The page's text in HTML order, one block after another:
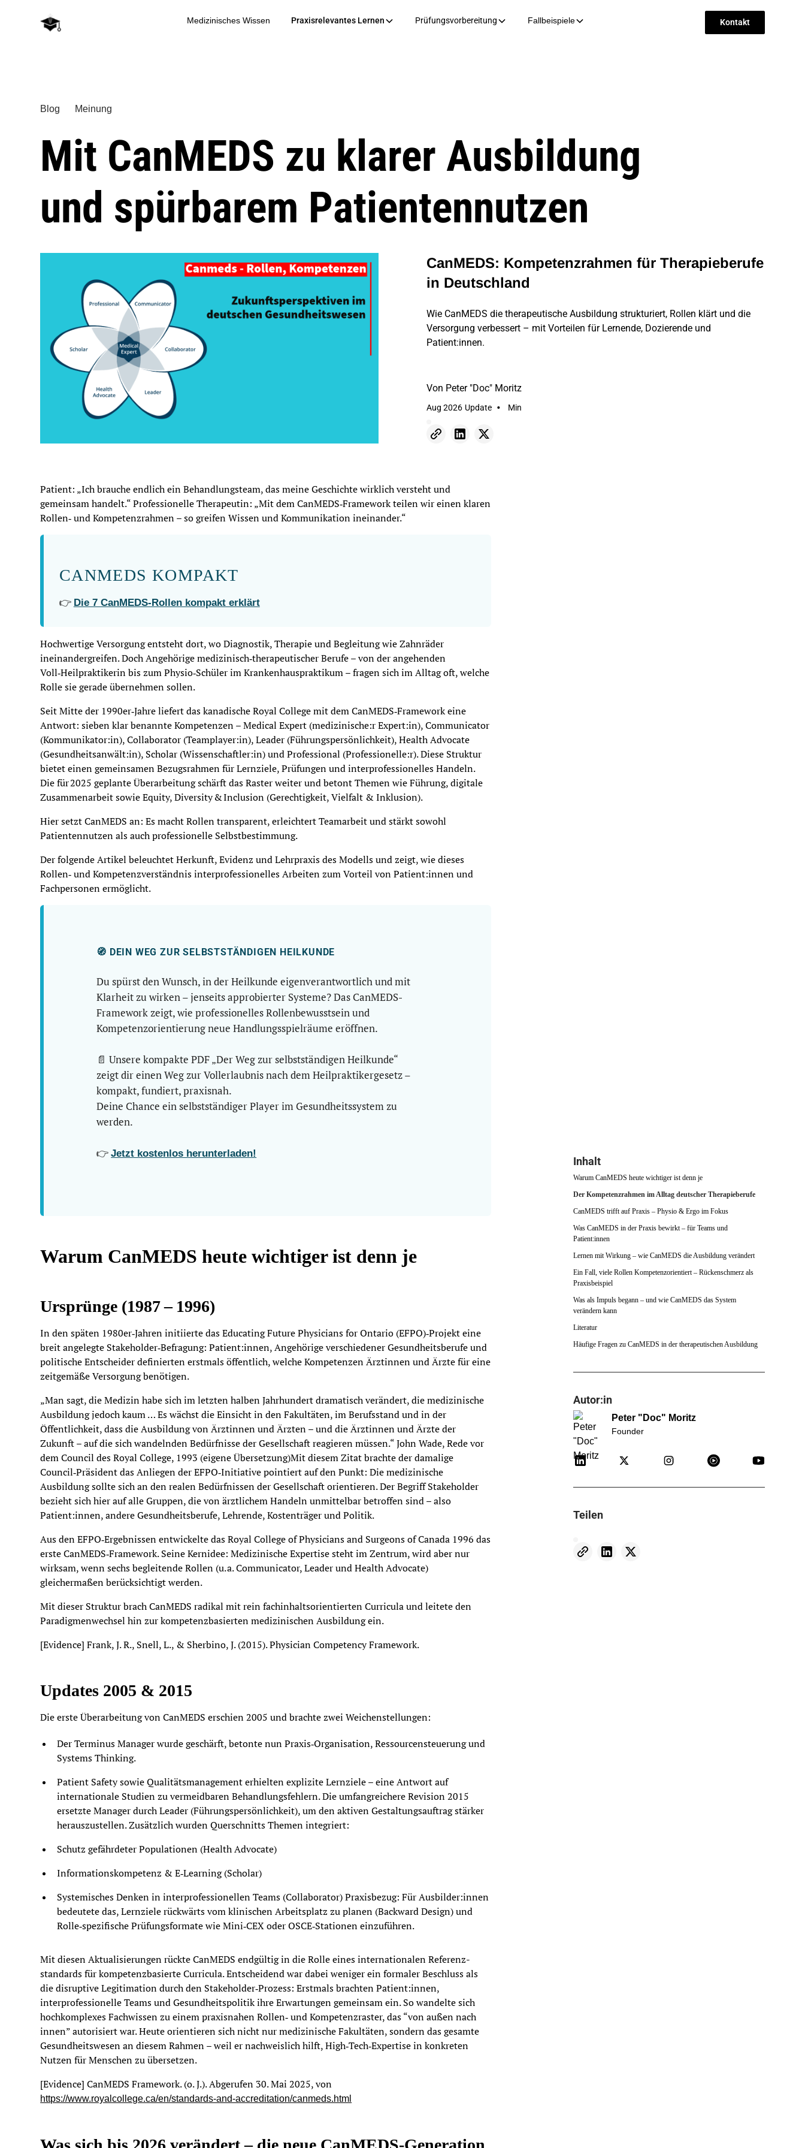
Medizinisches Wissen Praxisrelevantes Lernen Prüfungsvorbereitung Fallbeispiele Kontakt
Blog Meinung
Mit CanMEDS zu klarer Ausbildung
und spürbarem Patientennutzen
CanMEDS: Kompetenzrahmen für Therapieberufe
in Deutschland
Wie CanMEDS die therapeutische Ausbildung strukturiert, Rollen klärt und die
Versorgung verbessert – mit Vorteilen für Lernende, Dozierende und
Patient:innen.
Von Peter "Doc" Moritz
Aug 2026 Update • Min
Patient: „Ich brauche endlich ein Behandlungsteam, das meine Geschichte wirklich versteht und
gemeinsam handelt.“ ‍Professionelle Therapeutin: „Mit dem CanMEDS‑Framework teilen wir einen klaren
Rollen‑ und Kompetenzrahmen – so greifen Wissen und Kommunikation ineinander.“
CANMEDS KOMPAKT
👉 Die 7 CanMEDS-Rollen kompakt erklärt
Hochwertige Versorgung entsteht dort, wo Diagnostik, Therapie und Begleitung wie Zahnräder
ineinandergreifen. Doch Angehörige medizinisch‑therapeutischer Berufe – von der angehenden
Voll‑Heilpraktikerin bis zum Physio‑Schüler im Krankenhauspraktikum – fragen sich im Alltag oft, welche
Rolle sie gerade übernehmen sollen.
Seit Mitte der 1990er‑Jahre liefert das kanadische Royal College mit dem CanMEDS‑Framework eine
Antwort: sieben klar benannte Kompetenzen – Medical Expert (medizinische:r Expert:in), Communicator
(Kommunikator:in), Collaborator (Teamplayer:in), Leader (Führungspersönlichkeit), Health Advocate
(Gesundheitsanwält:in), Scholar (Wissenschaftler:in) und Professional (Professionelle:r). Diese Struktur
bietet einen gemeinsamen Bezugsrahmen für Lernziele, Prüfungen und interprofessionelles Handeln.
Die für 2025 geplante Überarbeitung schärft das Raster weiter und betont Themen wie Führung, digitale
Zusammenarbeit sowie Equity, Diversity & Inclusion (Gerechtigkeit, Vielfalt & Inklusion).
Hier setzt CanMEDS an: Es macht Rollen transparent, erleichtert Teamarbeit und stärkt sowohl
Patientennutzen als auch professionelle Selbstbestimmung.
Der folgende Artikel beleuchtet Herkunft, Evidenz und Lehrpraxis des Modells und zeigt, wie dieses
Rollen‑ und Kompetenzverständnis interprofessionelles Arbeiten zum Vorteil von Patient:innen und
Fachpersonen ermöglicht.
🧭 DEIN WEG ZUR SELBSTSTÄNDIGEN HEILKUNDE
Du spürst den Wunsch, in der Heilkunde eigenverantwortlich und mit
Klarheit zu wirken – jenseits approbierter Systeme? Das CanMEDS-
Framework zeigt, wie professionelles Rollenbewusstsein und
Kompetenzorientierung neue Handlungsspielräume eröffnen.
📄 Unsere kompakte PDF „Der Weg zur selbstständigen Heilkunde“
zeigt dir einen Weg zur Vollerlaubnis nach dem Heilpraktikergesetz –
kompakt, fundiert, praxisnah.
Deine Chance ein selbstständiger Player im Gesundheitssystem zu
werden.
👉Jetzt kostenlos herunterladen!
Warum CanMEDS heute wichtiger ist denn je
Ursprünge (1987 – 1996)
In den späten 1980er‑Jahren initiierte das Educating Future Physicians for Ontario (EFPO)‑Projekt eine
breit angelegte Stakeholder‑Befragung: Patient:innen, Angehörige verschiedener Gesundheits­berufe und
politische Entscheider definierten erstmals öffentlich, welche Kompetenzen Ärztinnen und Ärzte für eine
zeitgemäße Versorgung benötigen.
„Man sagt, die Medizin habe sich im letzten halben Jahrhundert dramatisch verändert, die medizinische
Ausbildung jedoch kaum … Es wächst die Einsicht in den Fakultäten, im Berufsstand und in der
Öffentlichkeit, dass die Ausbildung von Ärztinnen und Ärzten – und die Ärztinnen und Ärzte der
Zukunft – auf die sich wandelnden Bedürfnisse der Gesellschaft reagieren müssen.“ John Wade, Rede vor
dem Council des Royal College, 1993 (eigene Übersetzung)Mit diesem Zitat brachte der damalige
Council‑Präsident das Anliegen der EFPO‑Initiative pointiert auf den Punkt: Die medizinische
Ausbildung sollte sich an den realen Bedürfnissen der Gesellschaft orientieren. Der Begriff Stakeholder
bezieht sich hier auf alle Gruppen, die von ärztlichem Handeln unmittelbar betroffen sind – also
Patient:innen, andere Gesundheitsberufe, Lehrende, Kostenträger und Politik.
Aus den EFPO‑Ergebnissen entwickelte das Royal College of Physicians and Surgeons of Canada 1996 das
erste CanMEDS‑Framework. Seine Kernidee: Medizinische Expertise steht im Zentrum, wird aber nur
wirksam, wenn sechs begleitende Rollen (u. a. Communicator, Leader und Health Advocate)
gleichermaßen berücksichtigt werden.
Mit dieser Struktur brach CanMEDS radikal mit rein fach­inhalts­orientierten Curricula und leitete den
Paradigmen­wechsel hin zur kompetenzbasierten medizinischen Ausbildung ein.
[Evidence] Frank, J. R., Snell, L., & Sherbino, J. (2015). Physician Competency Framework.
Updates 2005 & 2015
Die erste Überarbeitung von CanMEDS erschien 2005 und brachte zwei Weichenstellungen:
Der Terminus Manager wurde geschärft, betonte nun Praxis‑Organisation, Ressourcen­steuerung und
Systems Thinking.
Patient Safety sowie Qualitätsmanagement erhielten explizite Lernziele – eine Antwort auf
internationale Studien zu vermeidbaren Behandlungsfehlern. Die umfangreichere Revision 2015
ersetzte Manager durch Leader (Führungspersönlichkeit), um den aktiven Gestaltungs­auftrag stärker
herauszustellen. Zusätzlich wurden Querschnitts Themen integriert:
Schutz gefährdeter Populationen (Health Advocate)
Informations­kompetenz & E‑Learning (Scholar)
Systemisches Denken in interprofessionellen Teams (Collaborator) Praxisbezug: Für Ausbilder:innen
bedeutete das, Lernziele rückwärts vom klinischen Arbeitsplatz zu planen (Backward Design) und
Rolle‑spezifische Prüfungs­formate wie Mini‑CEX oder OSCE‑Stationen einzuführen.
Mit diesen Aktualisierungen rückte CanMEDS endgültig in die Rolle eines internationalen Referenz­
standards für kompetenzbasierte Curricula. Entscheidend war dabei weniger ein formaler Beschluss als
die disruptive Legitimation durch den Stakeholder‑Prozess: Erstmals brachten Patient:innen,
interprofessionelle Teams und Gesundheitspolitik ihre Erwartungen gemeinsam ein. So wandelte sich
hochkomplexes Fachwissen zu einem praxisnahen Rollen‑ und Kompetenzraster, das “von außen nach
innen” autorisiert war. Heute orientieren sich nicht nur medizinische Fakultäten, sondern das gesamte
Gesundheitswesen an diesem Rahmen – weil er nachweislich hilft, High‑Tech‑Expertise in konkreten
Nutzen für Menschen zu übersetzen.
[Evidence] CanMEDS Framework. (o. J.). Abgerufen 30. Mai 2025, von
https://www.royalcollege.ca/en/standards-and-accreditation/canmeds.html
Inhalt
Warum CanMEDS heute wichtiger ist denn je
Der Kompetenzrahmen im Alltag deutscher Therapieberufe
CanMEDS trifft auf Praxis – Physio & Ergo im Fokus
Was CanMEDS in der Praxis bewirkt – für Teams und
Patient:innen
Lernen mit Wirkung – wie CanMEDS die Ausbildung verändert
Ein Fall, viele Rollen Kompetenzorientiert – Rückenschmerz als
Praxisbeispiel
Was als Impuls begann – und wie CanMEDS das System
verändern kann
Literatur
Häufige Fragen zu CanMEDS in der therapeutischen Ausbildung
Autor:in
Peter "Doc" Moritz
Founder
Teilen